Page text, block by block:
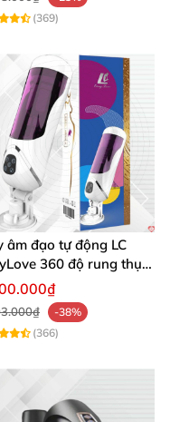
(369)
âm đạo tự động LC
360 độ rung thụt
năng sục mạnh
-38%
(366)